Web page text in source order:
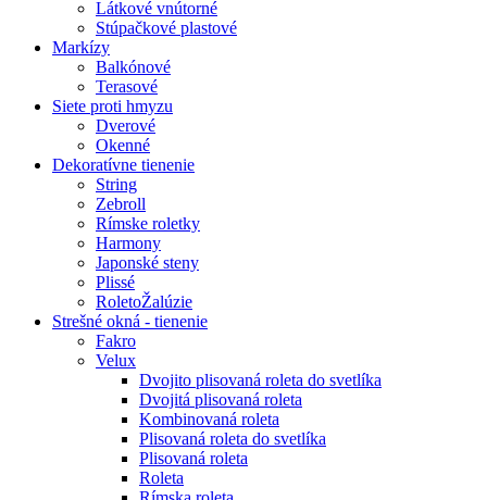
Látkové vnútorné
Stúpačkové plastové
Markízy
Balkónové
Terasové
Siete proti hmyzu
Dverové
Okenné
Dekoratívne tienenie
String
Zebroll
Rímske roletky
Harmony
Japonské steny
Plissé
RoletoŽalúzie
Strešné okná - tienenie
Fakro
Velux
Dvojito plisovaná roleta do svetlíka
Dvojitá plisovaná roleta
Kombinovaná roleta
Plisovaná roleta do svetlíka
Plisovaná roleta
Roleta